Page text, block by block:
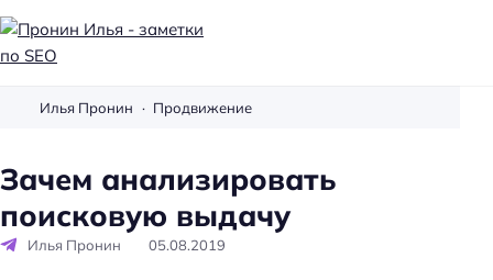
и
н
И
Илья Пронин Продвижение
Зачем анализировать
поисковую выдачу
Илья Пронин 05.08.2019